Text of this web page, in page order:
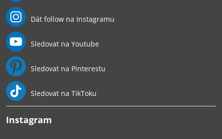
Dát follow na Instagramu
Sledovat na Youtube
Sledovat na Pinterestu
Sledovat na TikToku
Instagram